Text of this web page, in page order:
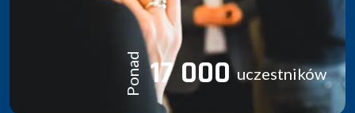
Ponad 17 000 uczestników